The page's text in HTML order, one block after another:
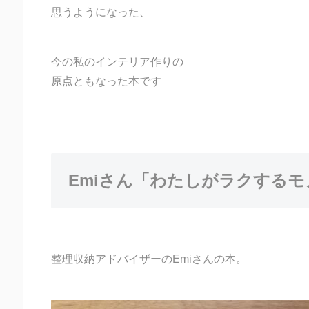
思うようになった、
今の私のインテリア作りの
原点ともなった本です
Emiさん「わたしがラクするモ
整理収納アドバイザーのEmiさんの本。